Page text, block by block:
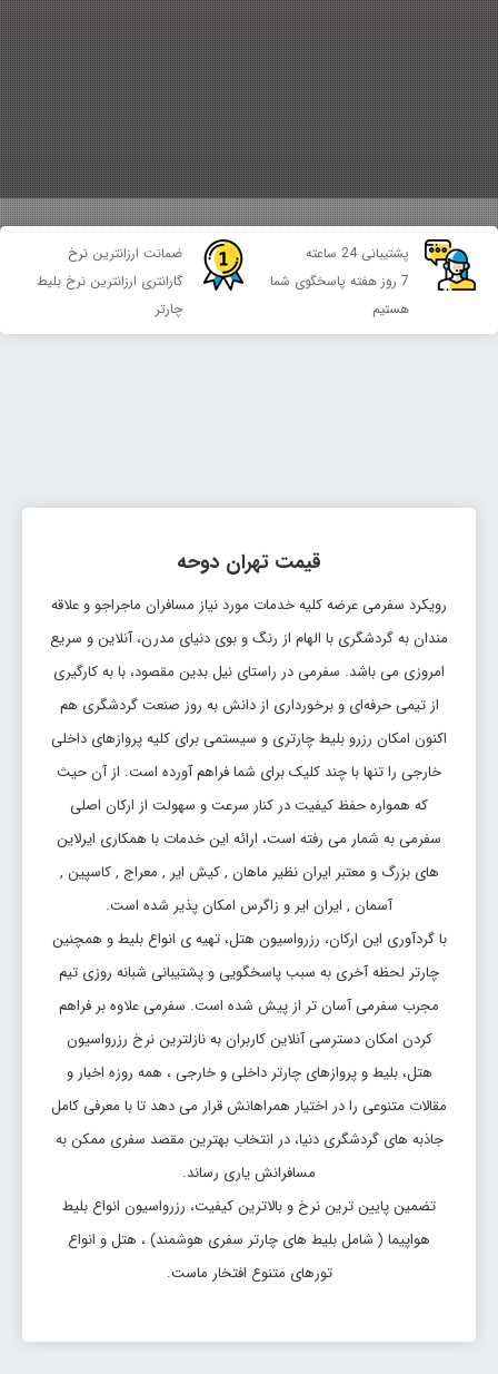
پشتیبانی 24 ساعته
7 روز هفته پاسخگوی شما
هستیم
ضمانت ارزانترین نرخ
گارانتری ارزانترین نرخ بلیط
چارتر
قیمت تهران دوحه
رویکرد سفرمی عرضه کلیه خدمات مورد نیاز مسافران ماجراجو و علاقه
مندان به گردشگری با الهام از رنگ و بوی دنیای مدرن، آنلاین و سریع
امروزی می باشد. سفرمی در راستای نیل بدین مقصود، با به کارگیری
از تیمی حرفه‌ای و برخورداری از دانش به روز صنعت گردشگری هم
اکنون امکان رزرو بلیط چارتری و سیستمی برای کلیه پروازهای داخلی
خارجی را تنها با چند کلیک برای شما فراهم آورده است. از آن حیث
که همواره حفظ کیفیت در کنار سرعت و سهولت از ارکان اصلی
سفرمی به شمار می رفته است، ارائه این خدمات با همکاری ایرلاین
های بزرگ و معتبر ایران نظیر ماهان , کیش ایر , معراج , کاسپین ,
آسمان , ایران ایر و زاگرس امکان پذیر شده است.
با گردآوری این ارکان، رزرواسیون هتل، تهیه ی انواع بلیط و همچنین
چارتر لحظه آخری به سبب پاسخگویی و پشتیبانی شبانه روزی تیم
مجرب سفرمی آسان تر از پیش شده است. سفرمی علاوه بر فراهم
کردن امکان دسترسی آنلاین کاربران به نازلترین نرخ رزرواسیون
هتل، بلیط و پروازهای چارتر داخلی و خارجی ، همه روزه اخبار و
مقالات متنوعی را در اختیار همراهانش قرار می دهد تا با معرفی کامل
جاذبه های گردشگری دنیا، در انتخاب بهترین مقصد سفری ممکن به
مسافرانش یاری رساند.
تضمین پایین ترین نرخ و بالاترین کیفیت، رزرواسیون انواع بلیط
هواپیما ( شامل بلیط های چارتر سفری هوشمند) ، هتل و انواع
تورهای متنوع افتخار ماست.